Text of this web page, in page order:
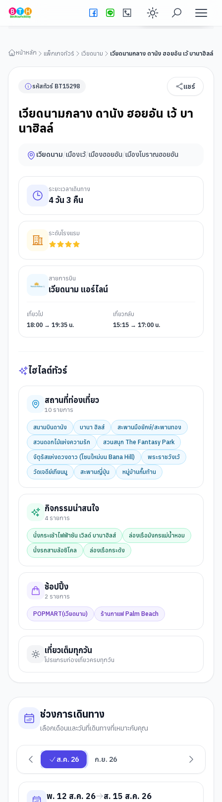
Enable dark
เวียดนามกลาง ดานัง ฮอยอัน เว้ บานาฮิลล์ ดูรายละเอียดทัวร์
หน้าหลัก แพ็กเกจทัวร์ เวียดนาม เวียดนามกลาง ดานัง ฮอยอัน เว้ บานาฮิลล์
รหัสทัวร์ BT15298 แชร์
เวียดนามกลาง ดานัง ฮอยอัน เว้ บา
นาฮิลล์
เวียดนาม/เมืองเว้/เมืองฮอยอัน/เมืองโบราณฮอยอัน
ระยะเวลาเดินทาง
4 วัน 3 คืน
ระดับโรงแรม
สายการบิน
เวียดนาม แอร์ไลน์
เที่ยวไป
18:00 → 19:35 น.
เที่ยวกลับ
15:15 → 17:00 น.
ไฮไลต์ทัวร์
สถานที่ท่องเที่ยว
10 รายการ
สนามบินดานัง บานา ฮิลส์
สะพานมือยักษ์/สะพานทอง
สวนดอกไม้แห่งความรัก
สวนสนุก The Fantasy Park
จัตุรัสแห่งดวงดาว (โซนใหม่บน Bana Hill)
พระราชวังเว้
วัดเจดีย์เทียนมู
สะพานญี่ปุ่น หมู่บ้านกั๊มท้าน
กิจกรรมน่าสนใจ
4 รายการ
นั่งกระเช้าไฟฟ้าซัน เวิลด์ บานาฮิลส์
ล่องเรือมังกรแม่น้ำหอม
นั่งรถสามล้อซิโคล
ล่องเรือกระด้ง
ช้อปปิ้ง
2 รายการ
POPMART(เวียดนาม) ร้านกาแฟ Palm Beach
เที่ยวเต็มทุกวัน
โปรแกรมท่องเที่ยวครบทุกวัน
ช่วงการเดินทาง
เลือกเดือนและวันที่เดินทางที่เหมาะกับคุณ
ส.ค. 26 ก.ย. 26
พ. 12 ส.ค. 26 ส. 15 ส.ค. 26